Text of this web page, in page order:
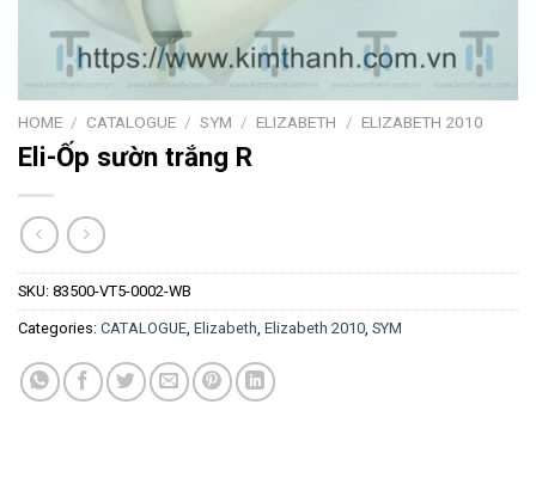
HOME / CATALOGUE / SYM / ELIZABETH / ELIZABETH 2010
Eli-Ốp sườn trắng R
SKU: 83500-VT5-0002-WB
Categories: CATALOGUE, Elizabeth, Elizabeth 2010, SYM